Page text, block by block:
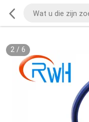
2/ 6